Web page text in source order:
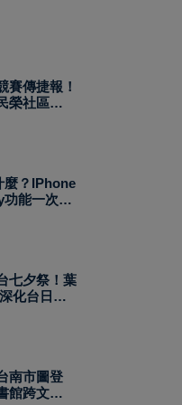
賽傳捷報！
榮社區獲佳
麼？iPhone
能一次
七夕祭！葉
化台日城
南市圖登
跨文化展